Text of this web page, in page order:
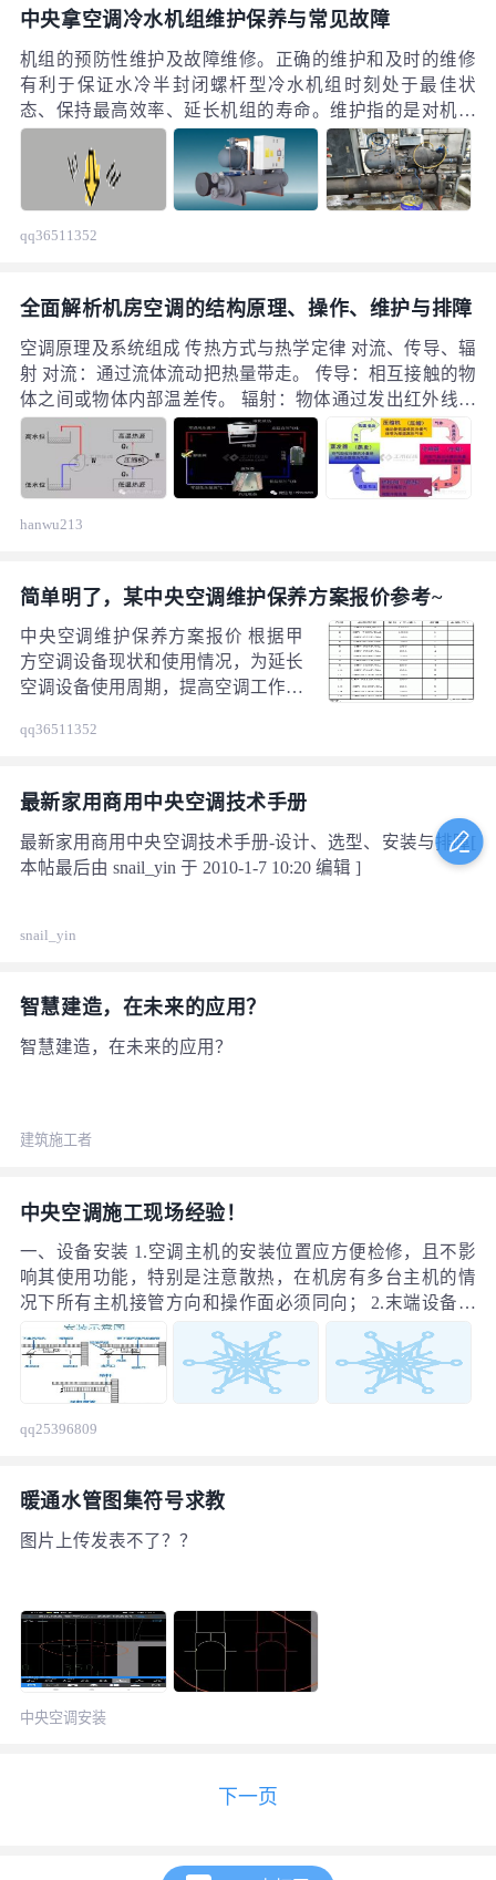
中央拿空调冷水机组维护保养与常见故障
机组的预防性维护及故障维修。正确的维护和及时的维修
有利于保证水冷半封闭螺杆型冷水机组时刻处于最佳状
态、保持最高效率、延长机组的寿命。维护指的是对机组
的预防性保养，维修指的是对产生故障的机组所做的修
qq36511352
全面解析机房空调的结构原理、操作、维护与排障
空调原理及系统组成 传热方式与热学定律 对流、传导、辐
射 对流：通过流体流动把热量带走。 传导：相互接触的物
体之间或物体内部温差传。 辐射：物体通过发出红外线方
式把热量散发出去。 热力学第一定律： 能量是可以转换
的，可以传递的，能量的总量保持不。物质吸收了热量膨
胀，对外界作功把一部份能量传给了外界，热能转化为机
械能。 热力学第二定律： 指出了在自然条件下热量只能从
高温物体向低温物体转移，而不能由低温物体自动向高温
hanwu213
简单明了，某中央空调维护保养方案报价参考~
中央空调维护保养方案报价 根据甲
方空调设备现状和使用情况，为延长
空调设备使用周期，提高空调工作效
障发生，改善办公环境，就贵公司办
方案。 一、年度维保设备为贵单位
xxxxxx的中央空调设备
qq36511352
最新家用商用中央空调技术手册
最新家用商用中央空调技术手册-设计、选型、安装与排障[
本帖最后由 snail_yin 于 2010-1-7 10:20 编辑 ]
snail_yin
智慧建造，在未来的应用？
智慧建造，在未来的应用？
建筑施工者
中央空调施工现场经验！
一、设备安装 1.空调主机的安装位置应方便检修，且不影
响其使用功能，特别是注意散热，在机房有多台主机的情
况下所有主机接管方向和操作面必须同向； 2.末端设备的
机座统一用槽钢制作，槽钢规格依照设备重量来定但不能
小于10号槽钢； 3.风机盘管的安装位置距墙150mm，距窗
200mm，后面有管道的距墙300mm（减出回风箱后的尺
寸）。在天花上尺寸够大的情况下，盘管可以和风管水平
位置安装，如天花上空间高度不够盘管应尽量贴楼板安装
qq25396809
暖通水管图集符号求教
图片上传发表不了？？
中央空调安装
下一页